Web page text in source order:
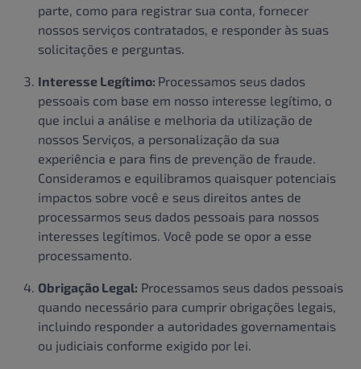
parte, como para registrar sua conta, fornecer
nossos serviços contratados, e responder às suas
solicitações e perguntas.
Interesse Legítimo: Processamos seus dados
pessoais com base em nosso interesse legítimo, o
que inclui a análise e melhoria da utilização de
nossos Serviços, a personalização da sua
experiência e para fins de prevenção de fraude.
Consideramos e equilibramos quaisquer potenciais
impactos sobre você e seus direitos antes de
processarmos seus dados pessoais para nossos
interesses legítimos. Você pode se opor a esse
processamento.
Obrigação Legal: Processamos seus dados pessoais
quando necessário para cumprir obrigações legais,
incluindo responder a autoridades governamentais
ou judiciais conforme exigido por lei.